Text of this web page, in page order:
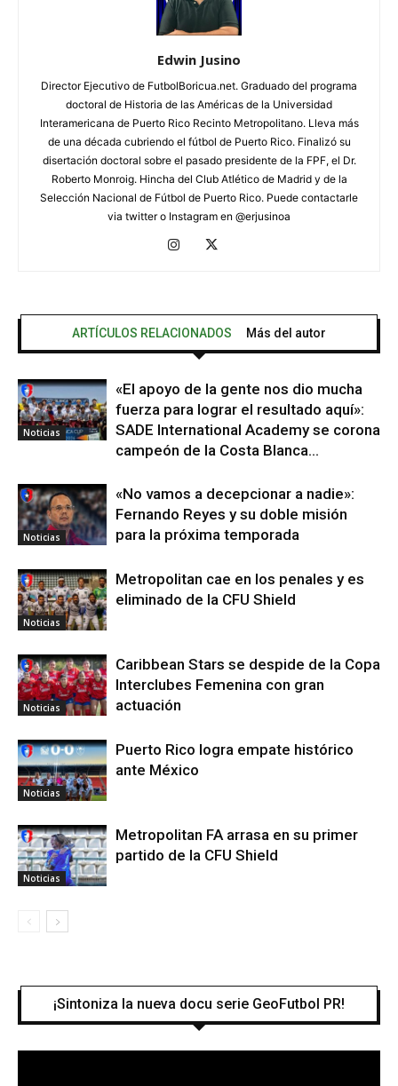
Edwin Jusino
Director Ejecutivo de FutbolBoricua.net. Graduado del programa
doctoral de Historia de las Américas de la Universidad
Interamericana de Puerto Rico Recinto Metropolitano. Lleva más
de una década cubriendo el fútbol de Puerto Rico. Finalizó su
disertación doctoral sobre el pasado presidente de la FPF, el Dr.
Roberto Monroig. Hincha del Club Atlético de Madrid y de la
Selección Nacional de Fútbol de Puerto Rico. Puede contactarle
via twitter o Instagram en @erjusinoa
ARTÍCULOS RELACIONADOS Más del autor
Noticias
«El apoyo de la gente nos dio mucha
fuerza para lograr el resultado aquí»:
SADE International Academy se corona
campeón de la Costa Blanca...
Noticias
«No vamos a decepcionar a nadie»:
Fernando Reyes y su doble misión
para la próxima temporada
Noticias
Metropolitan cae en los penales y es
eliminado de la CFU Shield
Noticias
Caribbean Stars se despide de la Copa
Interclubes Femenina con gran
actuación
Noticias
Puerto Rico logra empate histórico
ante México
Noticias
Metropolitan FA arrasa en su primer
partido de la CFU Shield
¡Sintoniza la nueva docu serie GeoFutbol PR!